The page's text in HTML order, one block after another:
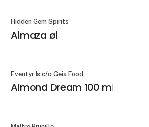
Hidden Gem Spirits
Almaza øl
Eventyr Is c/o Geia Food
Almond Dream 100 ml